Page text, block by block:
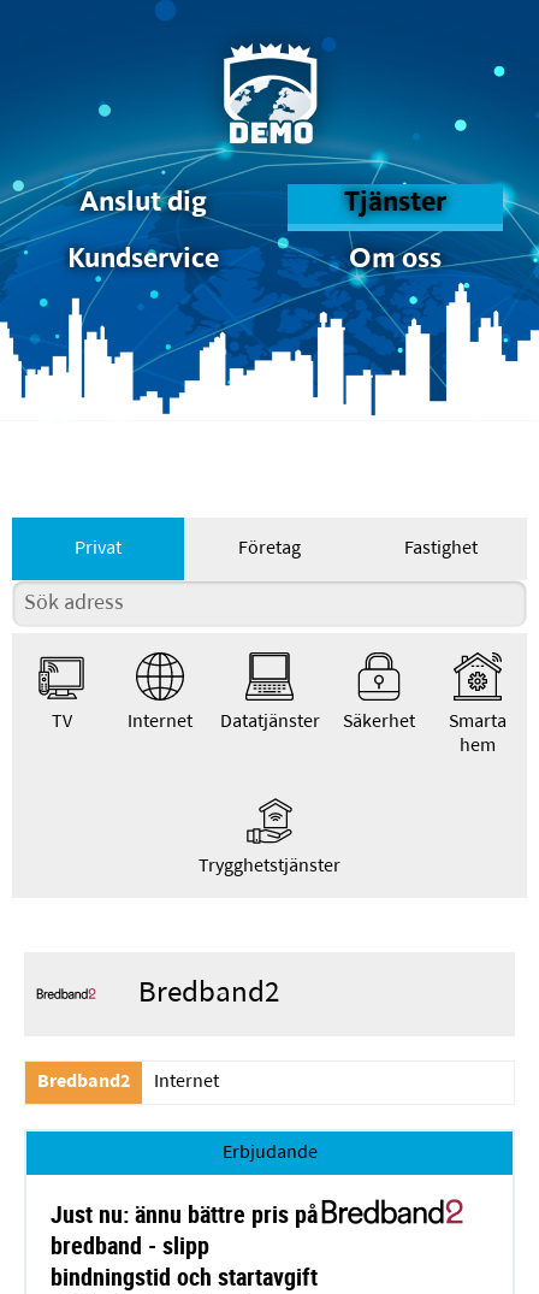
Anslut dig
Tjänster
Kundservice
Om oss
Privat Företag Fastighet
TV Internet Datatjänster Säkerhet
Smarta
hem
Trygghetstjänster
Bredband2
Bredband2 Internet
Erbjudande
Just nu: ännu bättre pris på
bredband - slipp
bindningstid och startavgift